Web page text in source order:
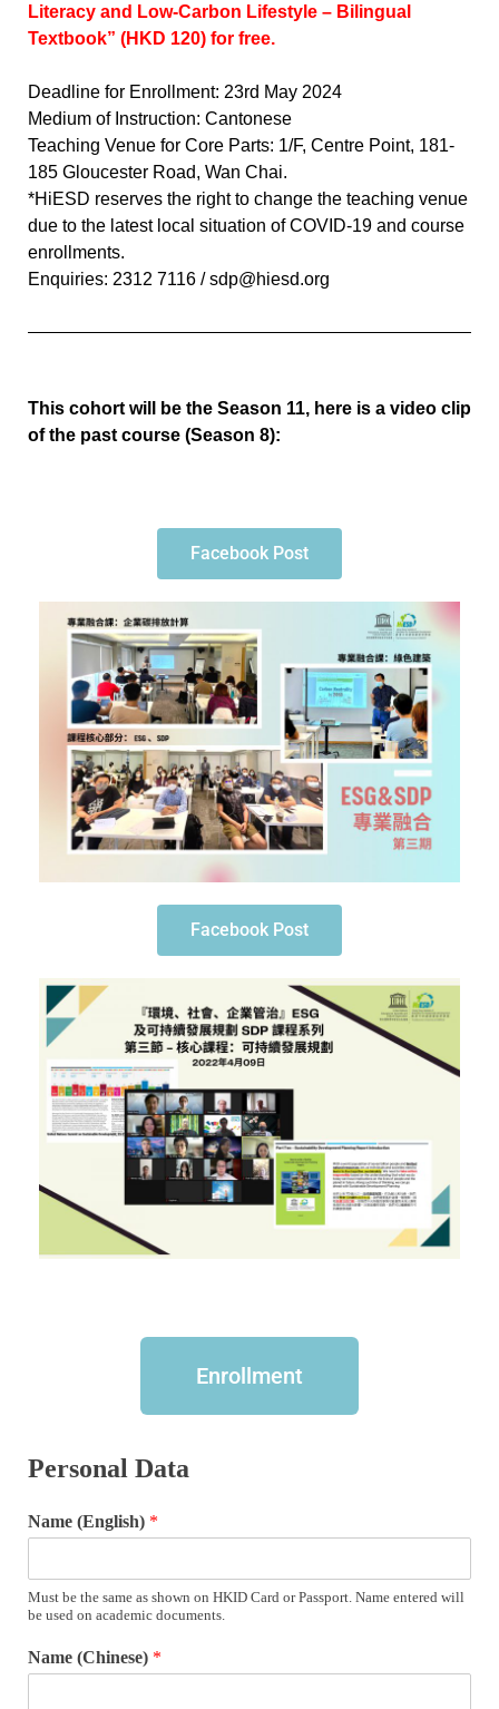
Literacy and Low-Carbon Lifestyle – Bilingual
Textbook” (HKD 120) for free.
Deadline for Enrollment: 23rd May 2024
Medium of Instruction: Cantonese
Teaching Venue for Core Parts: 1/F, Centre Point, 181-
185 Gloucester Road, Wan Chai.
*HiESD reserves the right to change the teaching venue
due to the latest local situation of COVID-19 and course
enrollments.
Enquiries: 2312 7116 / sdp@hiesd.org
This cohort will be the Season 11, here is a video clip
of the past course (Season 8):
Facebook Post
Facebook Post
Enrollment
Personal Data
Name (English) *
Must be the same as shown on HKID Card or Passport. Name entered will
be used on academic documents.
Name (Chinese) *